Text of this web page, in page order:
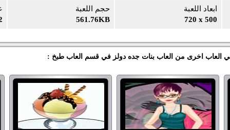
حجم اللعبة
561.76KB
ابعاد اللعبة
720 x 500
العاب اخرى من العاب بنات جده دولز في قسم العاب طبخ :